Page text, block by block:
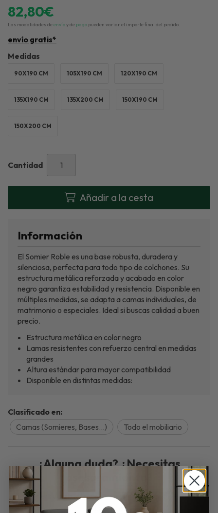
82,80€
Las modalidades deenvíoy de pago pueden variar el importe final del pedido.
envío gratis*
Medidas
90X190 CM 105X190 CM 120X190 CM
135X190 CM 135X200 CM 150X190 CM
150X200 CM
Cantidad
Añadir a la cesta
Información
El Somier Roble es una base robusta, duradera y
silenciosa, perfecta para todo tipo de colchones. Su
estructura metálica reforzada y acabado en color
negro garantiza estabilidad y resistencia. Disponible en
múltiples medidas, se adapta a camas individuales, de
matrimonio o especiales. Ideal si buscas calidad a buen
precio.
Estructura metálica en color negro
Lamas resistentes con refuerzo central en medidas
grandes
Altura estándar para mayor compatibilidad
Disponible en distintas medidas:
Clasificado en:
Camas (Somieres, Bases…)
Todo el mobiliario
¿Alguna duda? ¿Necesitas
Ponte en contacto con nosotros y resolveremos
tus dudas.